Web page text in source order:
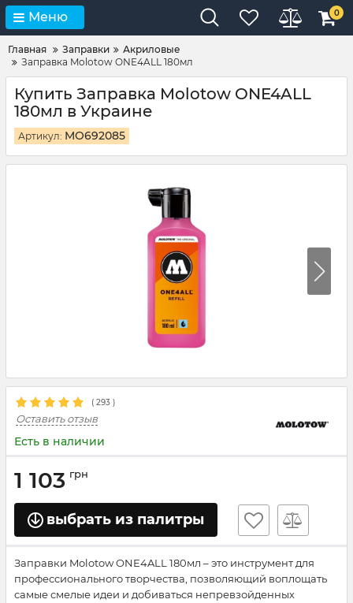
Меню 0
Главная Заправки
Акриловые
Заправка Molotow ONE4ALL 180мл
Купить Заправка Molotow ONE4ALL
180мл в Украине
Артикул: MO692085
( 293 )
Оставить отзыв
Есть в наличии
1 103 грн
выбрать из палитры
Заправки Molotow ONE4ALL 180мл – это инструмент для
профессионального творчества, позволяющий воплощать
самые смелые идеи и добиваться непревзойденных